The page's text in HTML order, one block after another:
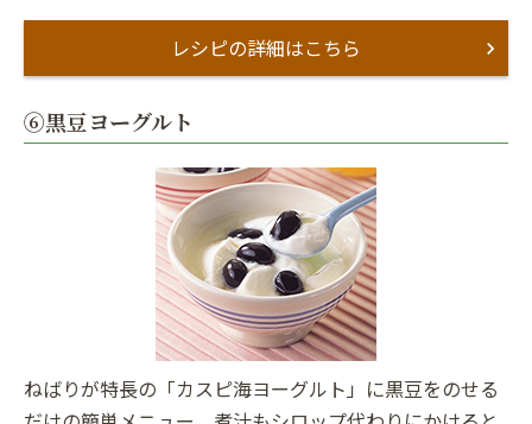
レシピの詳細はこちら
⑥黒豆ヨーグルト
ねばりが特長の「カスピ海ヨーグルト」に黒豆をのせる